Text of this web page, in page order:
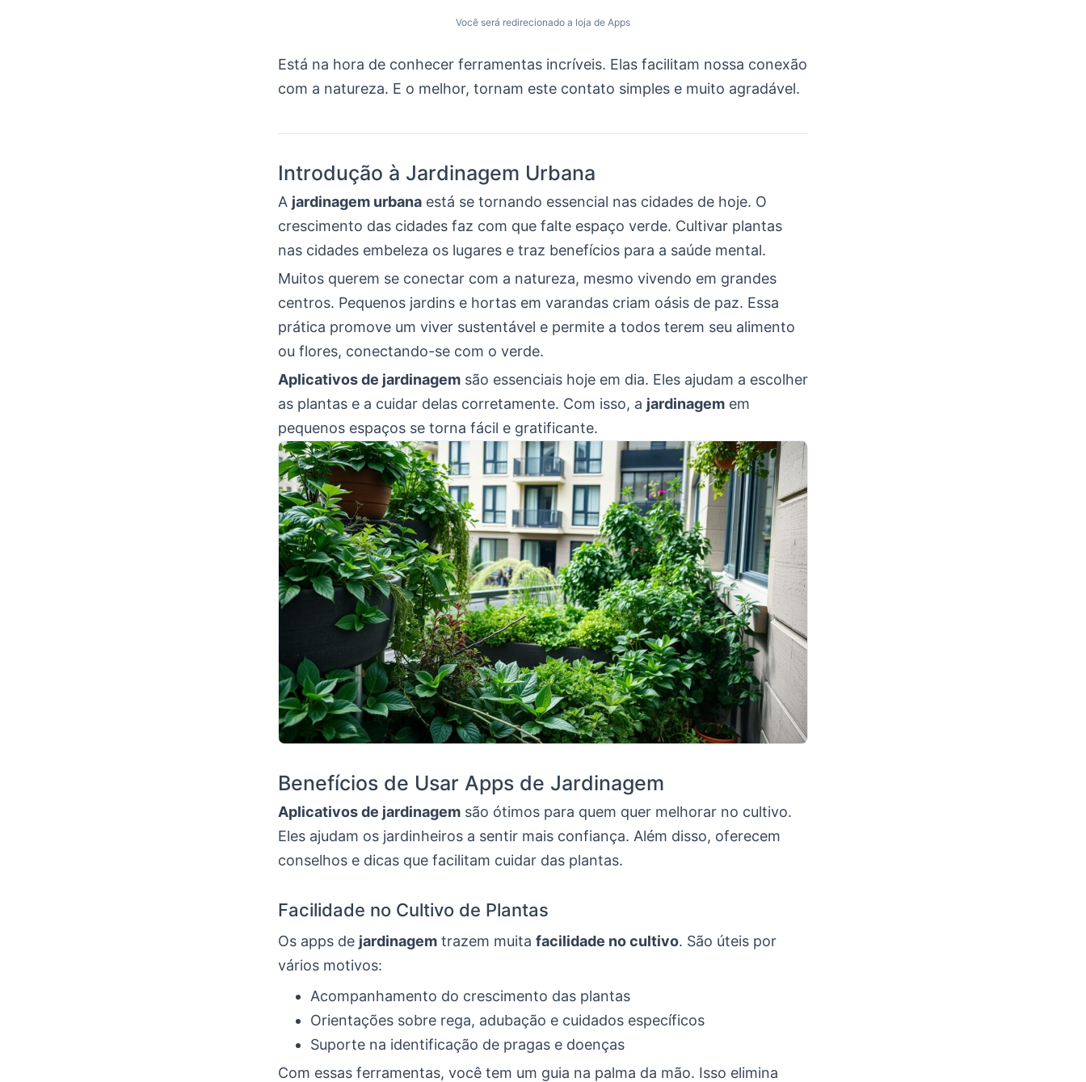
Você será redirecionado a loja de Apps
Está na hora de conhecer ferramentas incríveis. Elas facilitam nossa conexão
com a natureza. E o melhor, tornam este contato simples e muito agradável.
Introdução à Jardinagem Urbana
A jardinagem urbana está se tornando essencial nas cidades de hoje. O
crescimento das cidades faz com que falte espaço verde. Cultivar plantas
nas cidades embeleza os lugares e traz benefícios para a saúde mental.
Muitos querem se conectar com a natureza, mesmo vivendo em grandes
centros. Pequenos jardins e hortas em varandas criam oásis de paz. Essa
prática promove um viver sustentável e permite a todos terem seu alimento
ou flores, conectando-se com o verde.
Aplicativos de jardinagem são essenciais hoje em dia. Eles ajudam a escolher
as plantas e a cuidar delas corretamente. Com isso, a jardinagem em
pequenos espaços se torna fácil e gratificante.
Benefícios de Usar Apps de Jardinagem
Aplicativos de jardinagem são ótimos para quem quer melhorar no cultivo.
Eles ajudam os jardinheiros a sentir mais confiança. Além disso, oferecem
conselhos e dicas que facilitam cuidar das plantas.
Facilidade no Cultivo de Plantas
Os apps de jardinagem trazem muita facilidade no cultivo. São úteis por
vários motivos:
Acompanhamento do crescimento das plantas
Orientações sobre rega, adubação e cuidados específicos
Suporte na identificação de pragas e doenças
Com essas ferramentas, você tem um guia na palma da mão. Isso elimina